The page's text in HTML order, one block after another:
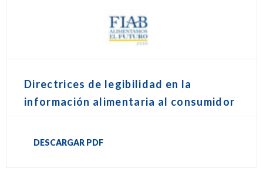
Directrices de legibilidad en la
información alimentaria al consumidor
DESCARGAR PDF